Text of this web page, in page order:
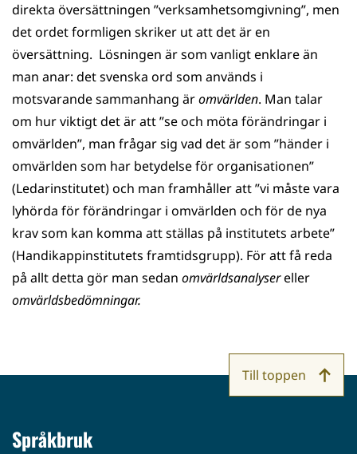
direkta översättningen ”verksamhetsomgivning”, men
det ordet formligen skriker ut att det är en
översättning. Lösningen är som vanligt enklare än
man anar: det svenska ord som används i
motsvarande sammanhang äromvärlden. Man talar
om hur viktigt det är att ”se och möta förändringar i
omvärlden”, man frågar sig vad det är som ”händer i
omvärlden som har betydelse för organisationen”
(Ledarinstitutet) och man framhåller att ”vi måste vara
lyhörda för förändringar i omvärlden och för de nya
krav som kan komma att ställas på institutets arbete”
(Handikappinstitutets framtidsgrupp). För att få reda
på allt detta gör man sedan omvärldsanalysereller
omvärldsbedömningar.
Språkbruk
Till toppen